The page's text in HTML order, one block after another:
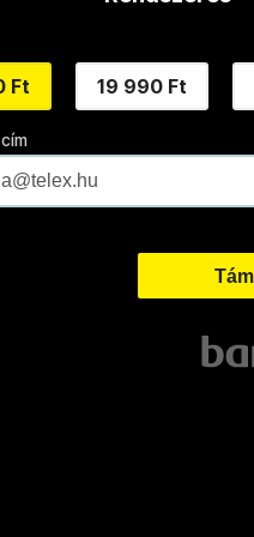
Ft 19 990 Ft